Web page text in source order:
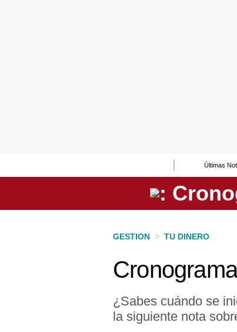
Últimas
Perú
GESTION > TU DINERO
¿Sabes cuándo se
la siguiente nota